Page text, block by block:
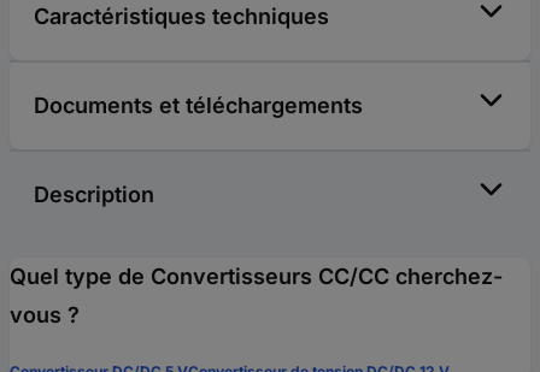
Caractéristiques techniques
Documents et téléchargements
Description
Quel type de Convertisseurs CC/CC cherchez-
vous ?